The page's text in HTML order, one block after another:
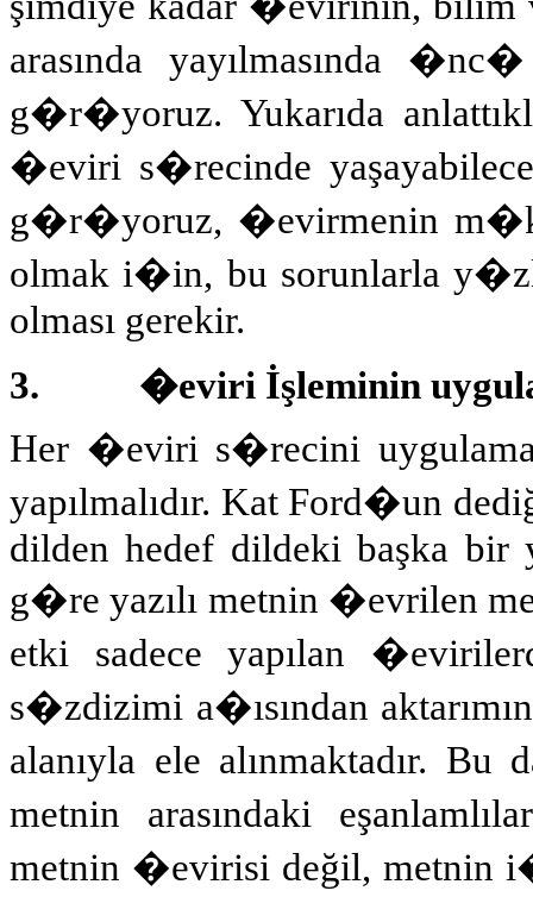
arasında yayılmasında
g�r�yoruz. Yukarıda
�eviri s�recinde
g�r�yoruz, �evirmenin
olmak i�in, bu sorunlarla
olması gerekir.
3.
�eviri İşleminin
Her �eviri s�recini
yapılmalıdır. Kat Ford�un
dilden hedef dildeki başka bir
g�re yazılı metnin �evrilen
etki sadece yapılan
s�zdizimi a�ısından
alanıyla ele alınmaktadır.
metnin arasındaki
metnin �evirisi değil, metnin